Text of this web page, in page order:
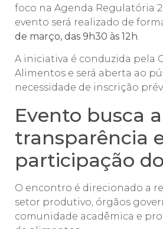
foco na Agenda Regulatória
evento será realizado de
de março, das 9h30 às 12h.
A iniciativa é conduzida pela
Alimentos e será aberta ao
necessidade de inscrição
Evento busca
transparência
participação
O encontro é direcionado a
setor produtivo, órgãos
comunidade acadêmica e